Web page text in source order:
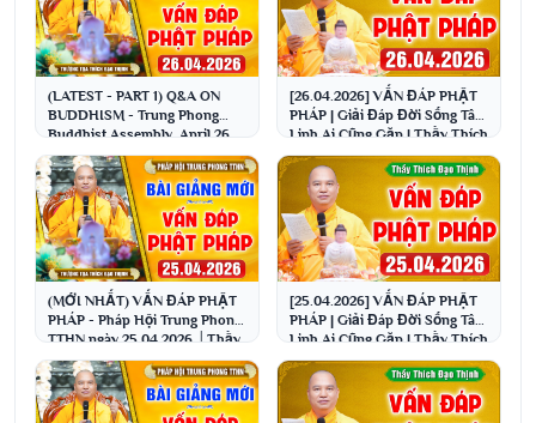
(LATEST - PART 1) Q&A ON
BUDDHISM - Trung Phong
Buddhist Assembly, April 26,
2026 │ Venerable Thi...
[26.04.2026] VẤN ĐÁP PHẬT
PHÁP | Giải Đáp Đời Sống Tâm
Linh Ai Cũng Gặp | Thầy Thích
Đạo Thịnh
(MỚI NHẤT) VẤN ĐÁP PHẬT
PHÁP - Pháp Hội Trung Phong
TTHN ngày 25.04.2026 │Thầy
Thích Đạo Thịnh
[25.04.2026] VẤN ĐÁP PHẬT
PHÁP | Giải Đáp Đời Sống Tâm
Linh Ai Cũng Gặp | Thầy Thích
Đạo Thịnh